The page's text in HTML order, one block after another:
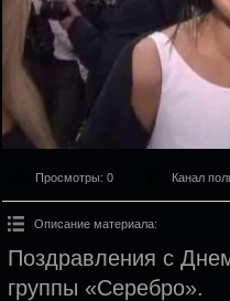
Просмотры: 0 Канал
Описание материала:
Поздравления с
группы «Серебро».